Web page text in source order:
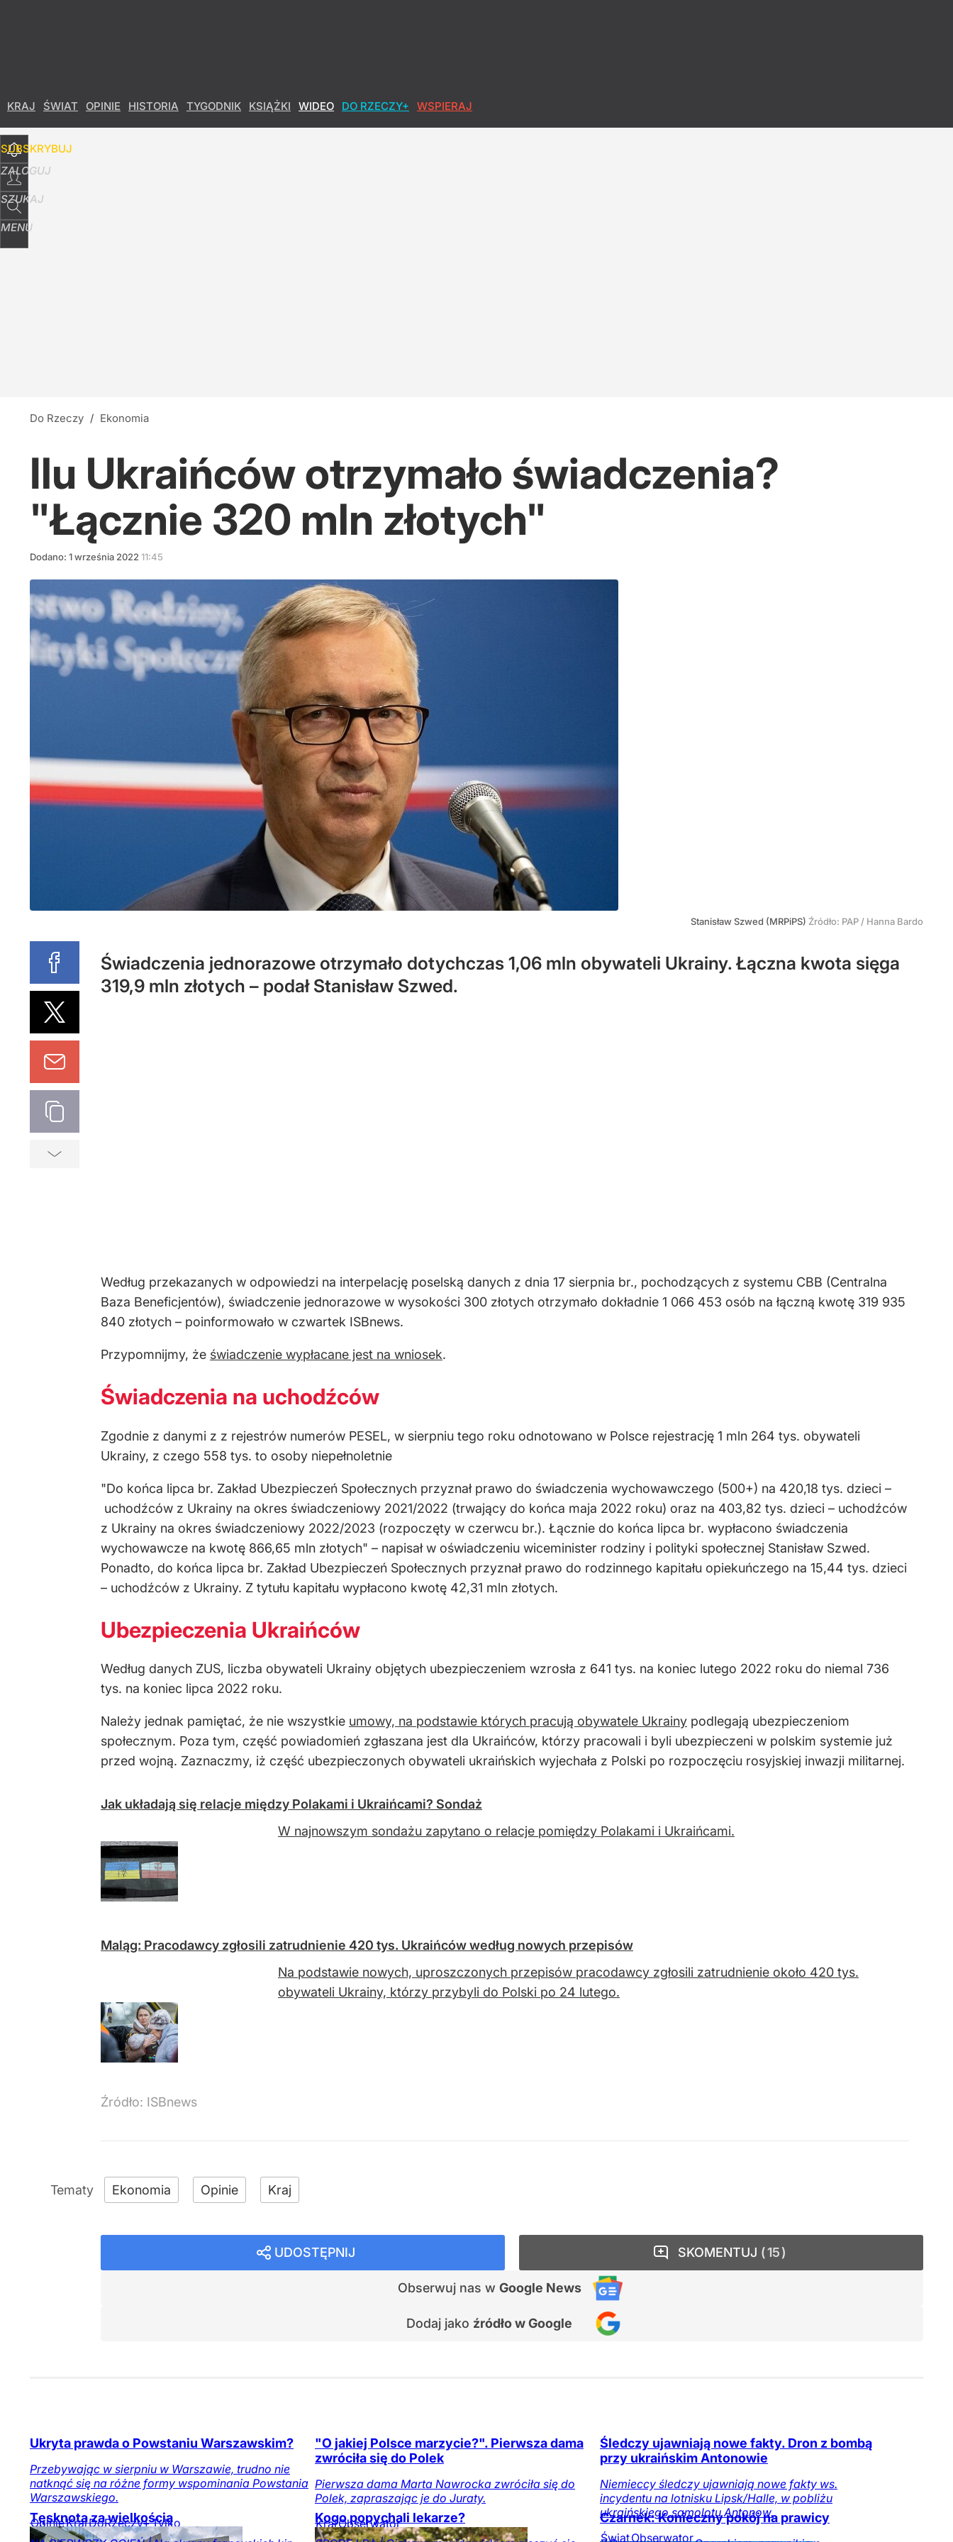
KRAJ ŚWIAT OPINIE HISTORIA TYGODNIK KSIĄŻKI WIDEO DO RZECZY+ WSPIERAJ
SUBSKRYBUJ
ZALOGUJ
SZUKAJ
MENU
Do Rzeczy / Ekonomia
Ilu Ukraińców otrzymało świadczenia?
"Łącznie 320 mln złotych"
Dodano: 1września 2022 11:45
Stanisław Szwed (MRPiPS) Źródło: PAP / Hanna Bardo
Świadczenia jednorazowe otrzymało dotychczas 1,06 mln obywateli Ukrainy. Łączna kwota sięga
319,9 mln złotych – podał Stanisław Szwed.
Według przekazanych w odpowiedzi na interpelację poselską danych z dnia 17 sierpnia br., pochodzących z systemu CBB (Centralna
Baza Beneficjentów), świadczenie jednorazowe w wysokości 300 złotych otrzymało dokładnie 1 066 453 osób na łączną kwotę 319 935
840 złotych – poinformowało w czwartek ISBnews.
Przypomnijmy, że świadczenie wypłacane jest na wniosek.
Świadczenia na uchodźców
Zgodnie z danymi z z rejestrów numerów PESEL, w sierpniu tego roku odnotowano w Polsce rejestrację 1 mln 264 tys. obywateli
Ukrainy, z czego 558 tys. to osoby niepełnoletnie
"Do końca lipca br. Zakład Ubezpieczeń Społecznych przyznał prawo do świadczenia wychowawczego (500+) na 420,18 tys. dzieci –
uchodźców z Ukrainy na okres świadczeniowy 2021/2022 (trwający do końca maja 2022 roku) oraz na 403,82 tys. dzieci – uchodźców
z Ukrainy na okres świadczeniowy 2022/2023 (rozpoczęty w czerwcu br.). Łącznie do końca lipca br. wypłacono świadczenia
wychowawcze na kwotę 866,65 mln złotych" – napisał w oświadczeniu wiceminister rodziny i polityki społecznej Stanisław Szwed.
Ponadto, do końca lipca br. Zakład Ubezpieczeń Społecznych przyznał prawo do rodzinnego kapitału opiekuńczego na 15,44 tys. dzieci
– uchodźców z Ukrainy. Z tytułu kapitału wypłacono kwotę 42,31 mln złotych.
Ubezpieczenia Ukraińców
Według danych ZUS, liczba obywateli Ukrainy objętych ubezpieczeniem wzrosła z 641 tys. na koniec lutego 2022 roku do niemal 736
tys. na koniec lipca 2022 roku.
Należy jednak pamiętać, że nie wszystkie umowy, na podstawie których pracują obywatele Ukrainy podlegają ubezpieczeniom
społecznym. Poza tym, część powiadomień zgłaszana jest dla Ukraińców, którzy pracowali i byli ubezpieczeni w polskim systemie już
przed wojną. Zaznaczmy, iż część ubezpieczonych obywateli ukraińskich wyjechała z Polski po rozpoczęciu rosyjskiej inwazji militarnej.
Jak układają się relacje między Polakami i Ukraińcami? Sondaż
W najnowszym sondażu zapytano o relacje pomiędzy Polakami i Ukraińcami.
Maląg: Pracodawcy zgłosili zatrudnienie 420 tys. Ukraińców według nowych przepisów
Na podstawie nowych, uproszczonych przepisów pracodawcy zgłosili zatrudnienie około 420 tys.
obywateli Ukrainy, którzy przybyli do Polski po 24 lutego.
Źródło: ISBnews
Ekonomia Opinie Kraj
UDOSTĘPNIJ
Obserwuj nas w Google News
Dodaj jako źródło w Google
SKOMENTUJ 15
Ukryta prawda o Powstaniu Warszawskim?
Przebywając w sierpniu w Warszawie, trudno nie
natknąć się na różne formy wspominania Powstania
Warszawskiego.
OpinieKrajDoRzeczy+Tylko
na DoRzeczy.pl
"O jakiej Polsce marzycie?". Pierwsza dama
zwróciła się do Polek
Pierwsza dama Marta Nawrocka zwróciła się do
Polek, zapraszając je do Juraty.
KrajObserwator
mediów
Śledczy ujawniają nowe fakty. Dron z bombą
przy ukraińskim Antonowie
Niemieccy śledczy ujawniają nowe fakty ws.
incydentu na lotnisku Lipsk/Halle, w pobliżu
ukraińskiego samolotu Antonow.
ŚwiatObserwator
Tęsknota za wielkością Kogo popychali lekarze? Czarnek: Konieczny pokój na prawicy